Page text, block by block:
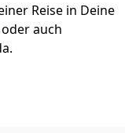
Reise in Deine
oder auch